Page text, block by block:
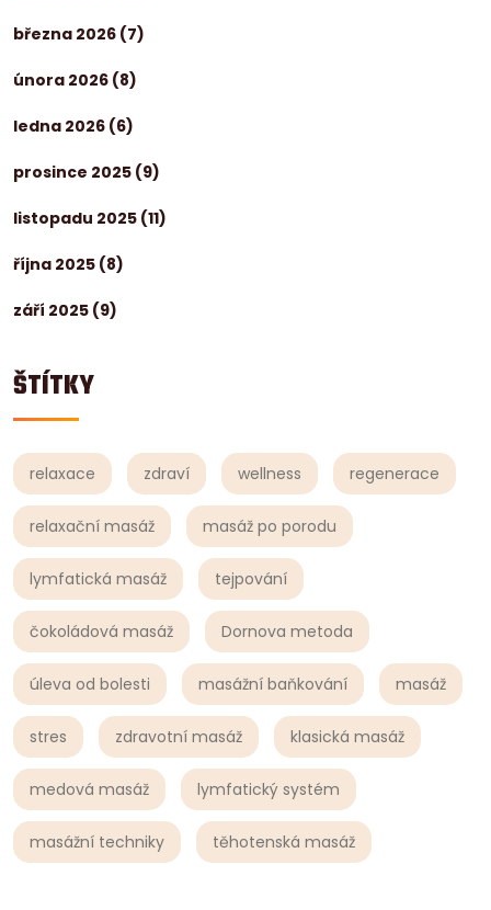
března 2026 (7)
února 2026 (8)
ledna 2026 (6)
prosince 2025 (9)
listopadu 2025 (11)
října 2025 (8)
září 2025 (9)
ŠTÍTKY
relaxace zdraví wellness regenerace
relaxační masáž masáž po porodu
lymfatická masáž tejpování
čokoládová masáž Dornova metoda
úleva od bolesti masážní baňkování masáž
stres zdravotní masáž klasická masáž
medová masáž lymfatický systém
masážní techniky těhotenská masáž